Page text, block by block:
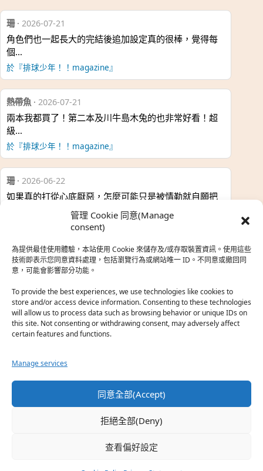
管理 Cookie 同意(Manage
consent)
為提供最佳使用體驗，本站使用 Cookie 來儲存及/或存取裝置資訊。使用這些
技術即表示您同意資料處理，包括瀏覽行為或網站唯一 ID。不同意或撤回同
意，可能會影響部分功能。
To provide the best experiences, we use technologies like cookies to
store and/or access device information. Consenting to these technologies
will allow us to process data such as browsing behavior or unique IDs on
this site. Not consenting or withdrawing consent, may adversely affect
certain features and functions.
Manage services
同意全部(Accept)
拒絕全部(Deny)
查看偏好設定
珊· 2026-07-21
角色們也一起長大的完結後追加設定真的很棒，覺得每
個…
於『排球少年！！magazine』
熱帶魚 · 2026-07-21
兩本我都買了！第二本及川牛島木兔的也非常好看！超
級…
於『排球少年！！magazine』
珊· 2026-06-22
如果真的打從心底厭惡，怎麼可能只是被情勒就自願把
熱帶魚·2026-06-22
之前看到網路上有人說灰二自私情勒大家陪他圓夢，但
真…
於『強風吹拂』
珊·2026-06-18
第…
於『白領羽球部』